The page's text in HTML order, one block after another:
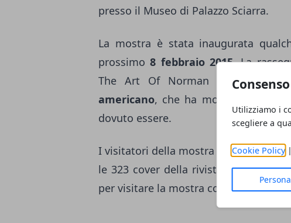
Utilizziamo i
scegliere a
Cookie Policy|
presso il Museo di Palazzo Sciarra.
La mostra è stata inaugurata
prossimo 8 febbraio 2015. La
The Art Of Norman Rockwell"
americano, che ha mostrato come,
dovuto essere.
I visitatori della mostra potranno
le 323 cover della rivista americana
per visitare la mostra costa12 euro